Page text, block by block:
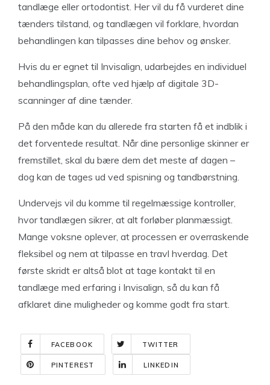
tandlæge eller ortodontist. Her vil du få vurderet dine
tænders tilstand, og tandlægen vil forklare, hvordan
behandlingen kan tilpasses dine behov og ønsker.
Hvis du er egnet til Invisalign, udarbejdes en individuel
behandlingsplan, ofte ved hjælp af digitale 3D-
scanninger af dine tænder.
På den måde kan du allerede fra starten få et indblik i
det forventede resultat. Når dine personlige skinner er
fremstillet, skal du bære dem det meste af dagen –
dog kan de tages ud ved spisning og tandbørstning.
Undervejs vil du komme til regelmæssige kontroller,
hvor tandlægen sikrer, at alt forløber planmæssigt.
Mange voksne oplever, at processen er overraskende
fleksibel og nem at tilpasse en travl hverdag. Det
første skridt er altså blot at tage kontakt til en
tandlæge med erfaring i Invisalign, så du kan få
afklaret dine muligheder og komme godt fra start.
FACEBOOK TWITTER
PINTEREST LINKEDIN